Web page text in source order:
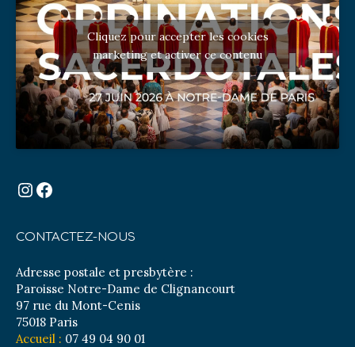
Cliquez pour accepter les cookies
marketing et activer ce contenu
Instagram
Facebook
CONTACTEZ-NOUS
Adresse postale et presbytère :
Paroisse Notre-Dame de Clignancourt
97 rue du Mont-Cenis
75018 Paris
Accueil : 07 49 04 90 01